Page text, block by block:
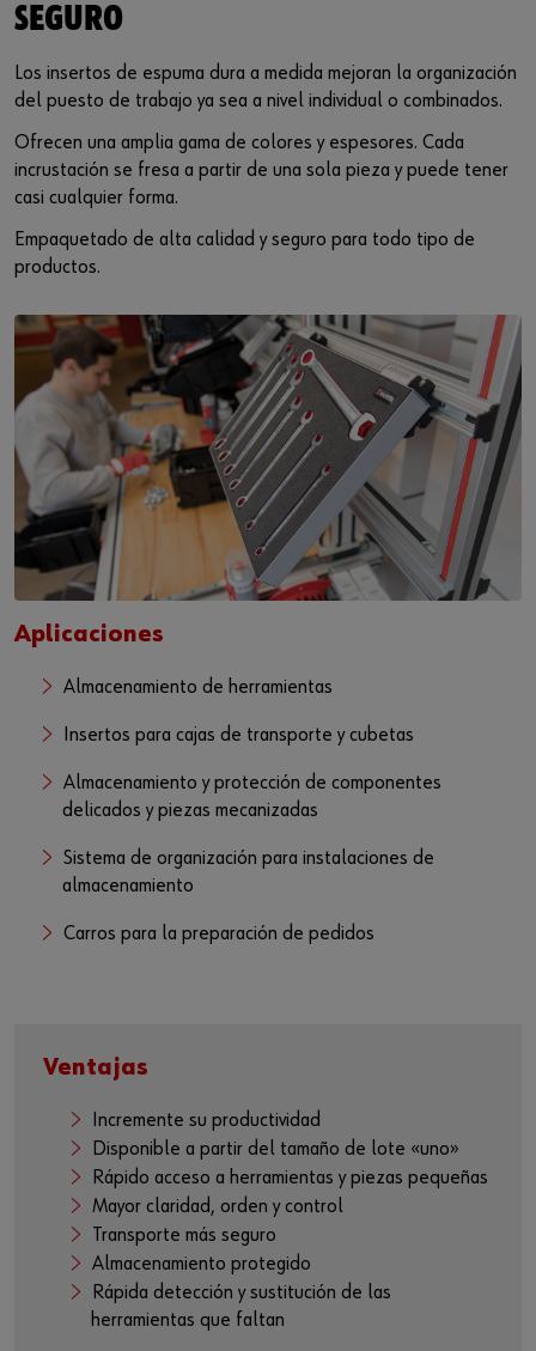
o
¿Le gustaría ser un cliente online?
Regístrese aquí en tres pasos sencillos para usar todas las
funciones de la tienda.
Ventas solo para clientes empresariales
Registrarse ahora
Integración de proveedores
Industrias
Piezas especiales
Noticias
Descarga
SEGURO
Los insertos de espuma dura a medida mejoran la organización
del puesto de trabajo ya sea a nivel individual o combinados.
Ofrecen una amplia gama de colores y espesores. Cada
incrustación se fresa a partir de una sola pieza y puede tener
casi cualquier forma.
Empaquetado de alta calidad y seguro para todo tipo de
productos.
Aplicaciones
Almacenamiento de herramientas
Insertos para cajas de transporte y cubetas
Almacenamiento y protección de componentes
delicados y piezas mecanizadas
Sistema de organización para instalaciones de
almacenamiento
Carros para la preparación de pedidos
Ventajas
Incremente su productividad
Disponible a partir del tamaño de lote «uno»
Rápido acceso a herramientas y piezas pequeñas
Mayor claridad, orden y control
Transporte más seguro
Almacenamiento protegido
Rápida detección y sustitución de las
herramientas que faltan